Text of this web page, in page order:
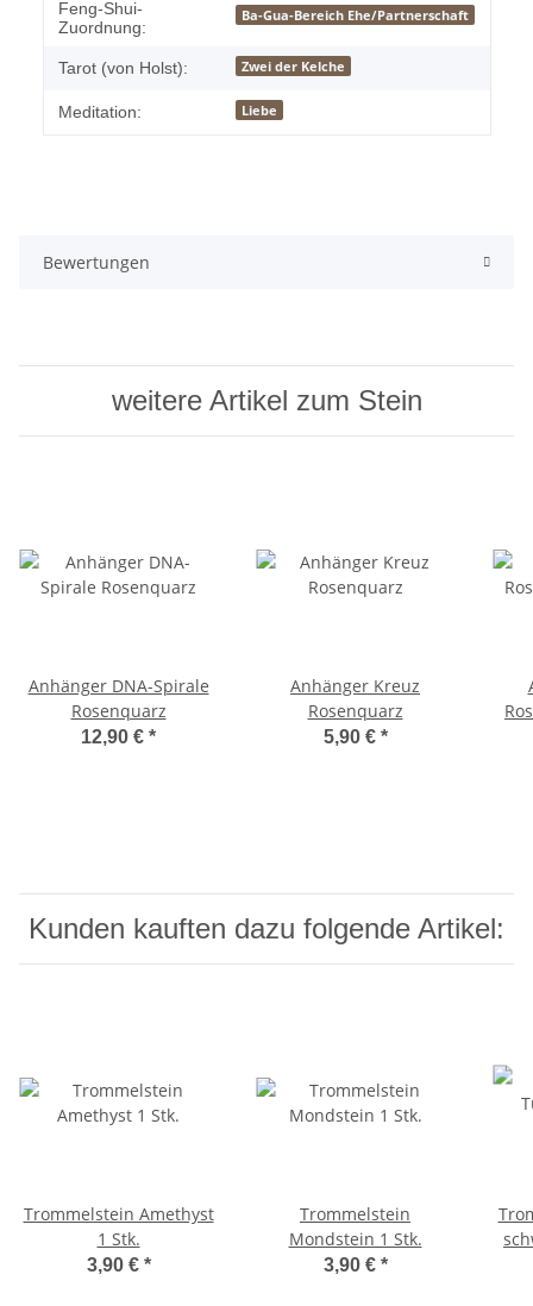
Feng-Shui-
Zuordnung:
Ba-Gua-Bereich Ehe/Partnerschaft
Tarot (von Holst): Zwei der Kelche
Meditation: Liebe
Bewertungen
weitere Artikel zum Stein
Anhänger DNA-Spirale
Rosenquarz
12,90 € *
Anhänger Kreuz
Rosenquarz
5,90 € *
Kunden kauften dazu folgende Artikel:
Trommelstein Amethyst
1 Stk.
3,90 € *
Trommelstein
Mondstein 1 Stk.
3,90 € *